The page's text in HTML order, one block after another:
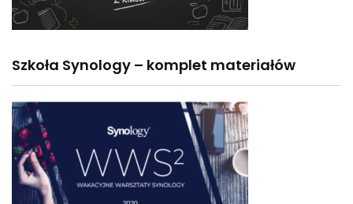
Szkoła Synology – komplet materiałów